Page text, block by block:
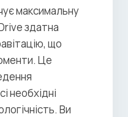
максимальну
здатна
що
Це
необхідні
Ви